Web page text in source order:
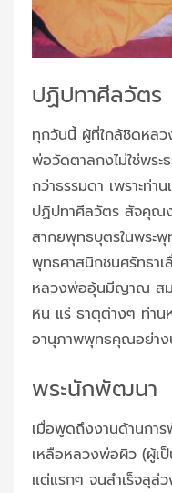
ปฏิปทาศีลวัตร
ทุกวันนี้ ผู้ที่ใกล้ชิดหล
พ่อวัดตาลกงไม่ใช่พระ
กว่าธรรมดา เพราะท่า
ปฏิปทาศีลวัตร สัจคุณ
สากยพุทธบุตรในพระ
พุทธศาสนิกชนศรัทธาเ
หลวงพ่ออุ้นมีญาณ สม
หิน แร่ ธาตุต่างๆ ท่าน
อานุภาพพุทธคุณอย่าง
พระนักพัฒนา
เมื่อพูดถึงงานด้านกา
เหลือหลวงพ่อผิว (ผู้เ
แต่แรกๆ จนสำเร็จลุล่